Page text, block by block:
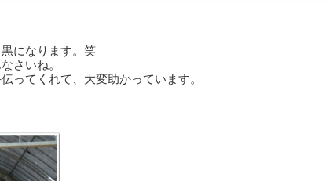
になります。笑
さいね。
ってくれて、大変助かっています。